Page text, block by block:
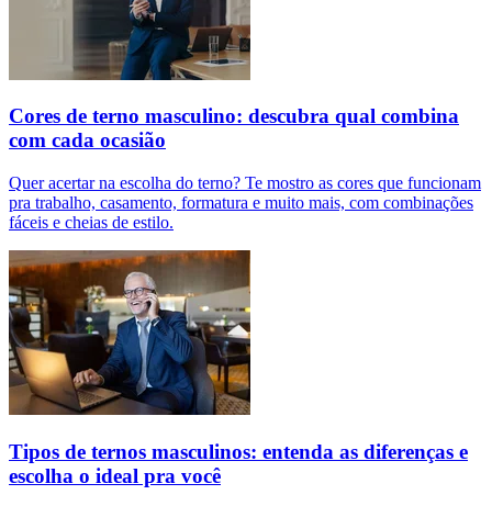
Cores de terno masculino: descubra qual combina
com cada ocasião
Quer acertar na escolha do terno? Te mostro as cores que funcionam
pra trabalho, casamento, formatura e muito mais, com combinações
fáceis e cheias de estilo.
Tipos de ternos masculinos: entenda as diferenças e
escolha o ideal pra você